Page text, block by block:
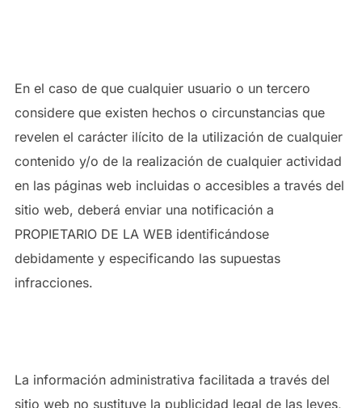
En el caso de que cualquier usuario o un tercero
considere que existen hechos o circunstancias que
revelen el carácter ilícito de la utilización de cualquier
contenido y/o de la realización de cualquier actividad
en las páginas web incluidas o accesibles a través del
sitio web, deberá enviar una notificación a
PROPIETARIO DE LA WEB identificándose
debidamente y especificando las supuestas
infracciones.
La información administrativa facilitada a través del
sitio web no sustituye la publicidad legal de las leyes,